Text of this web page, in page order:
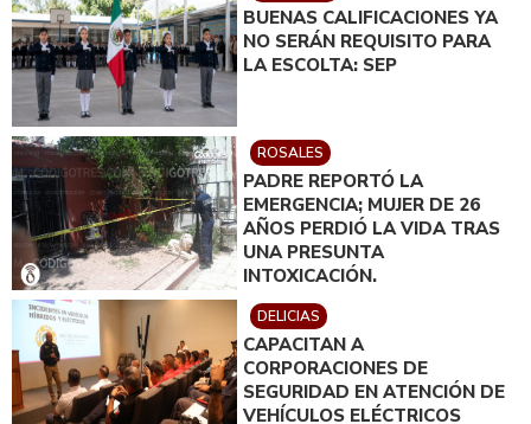
BUENAS CALIFICACIONES YA
NO SERÁN REQUISITO PARA
LA ESCOLTA: SEP
ROSALES
PADRE REPORTÓ LA
EMERGENCIA; MUJER DE 26
AÑOS PERDIÓ LA VIDA TRAS
UNA PRESUNTA
INTOXICACIÓN.
DELICIAS
CAPACITAN A
CORPORACIONES DE
SEGURIDAD EN ATENCIÓN DE
VEHÍCULOS ELÉCTRICOS